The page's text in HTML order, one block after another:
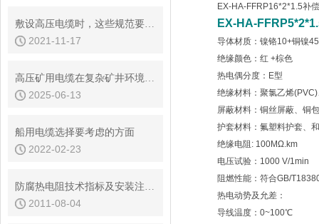
敷设高压电缆时，这些规范要求你知道吗
2021-11-17
高压矿用电缆在复杂矿井环境适应性研究
2025-06-13
船用电缆选择要考虑的方面
2022-02-23
防腐热电阻技术指标及安装注意事项
2011-08-04
EX-HA-FFRP16*2*1.5补
EX-HA-
导体材质：镍铬10+铜镍45
绝缘颜色：红 +棕色
热电偶分度：E型
绝缘材料：聚氯乙烯
屏蔽材料：铜丝屏蔽、铜
护套材料：氟塑料护套、
绝缘电阻: 100MΩ.km
电压试验：1000 V/1min
阻燃性能：符合GB/
热电动势及允差：
导线温度：0~100℃